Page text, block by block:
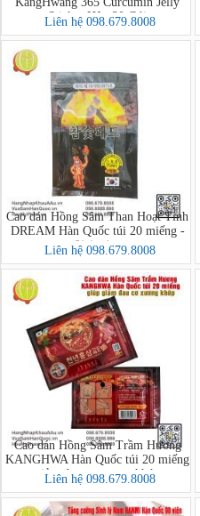
Stick – Hộp 30 Gói
Liên hệ 098.679.8008
Cao dán Hồng Sâm Than Hoạt Tính
DREAM Hàn Quốc túi 20 miếng -
참숯패드
Liên hệ 098.679.8008
Cao dán Hồng Sâm Trầm Hương
KANGHWA Hàn Quốc túi 20 miếng
giảm đau cơ xương khớp
Liên hệ 098.679.8008